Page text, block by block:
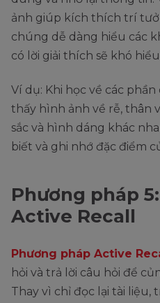
ảnh giúp kích thích trí
chúng dễ dàng hiểu các
có lời giải thích sẽ khó
Ví dụ: Khi học về các
thấy hình ảnh về rễ, thân
sắc và hình dáng khác
biết và ghi nhớ đặc điểm
Phương pháp
Active Recall
Phương pháp Active
hỏi và trả lời câu hỏi để
Thay vì chỉ đọc lại tài liệu,